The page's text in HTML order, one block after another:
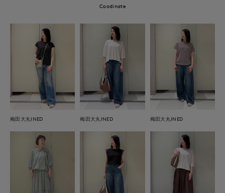
Coodinate
梅田大丸INED 梅田大丸INED 梅田大丸INED